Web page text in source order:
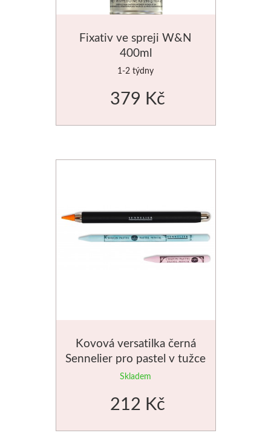
Fixativ ve spreji W&N
400ml
1-2 týdny
379 Kč
Kovová versatilka černá
Sennelier pro pastel v tužce
Skladem
212 Kč